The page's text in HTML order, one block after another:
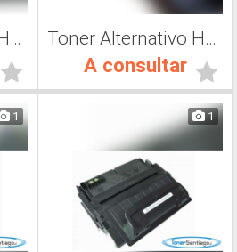
Toner Alternativo Hp CC364A, Toner Impresora Láser Toner Alternativo Hp Q5942X, Toner Impresora Láser
A consultar
1 1